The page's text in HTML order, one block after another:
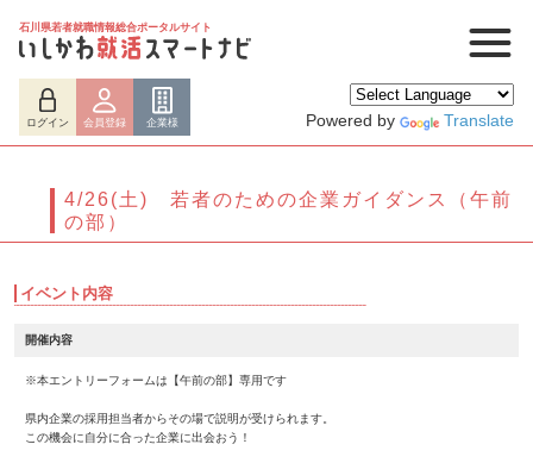
石川県若者就職情報総合ポータルサイト
ログイン 会員登録 企業様 Powered by Translate
ログイン 会員登録
4/26(土) 若者のための企業ガイダンス（午前
の部）
イベント内容
開催内容
※本エントリーフォームは【午前の部】専用です
県内企業の採用担当者からその場で説明が受けられます。
この機会に自分に合った企業に出会おう！